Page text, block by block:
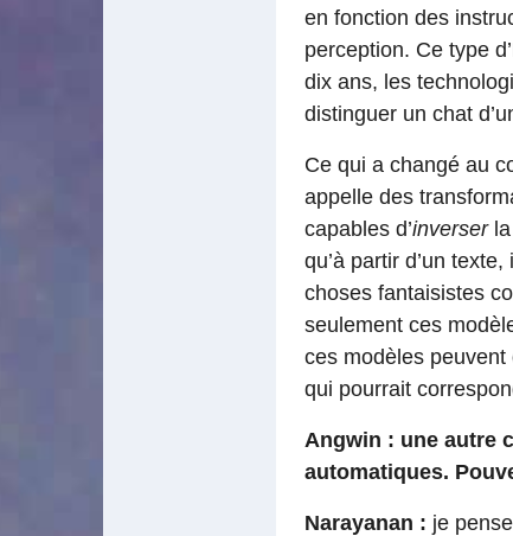
en fonction des
perception. Ce type
dix ans, les
distinguer un chat
Ce qui a changé au
appelle des
capables d’inverserla
qu’à partir d’un
choses fantaisistes
seulement ces
ces modèles peuvent
qui pourrait
Angwin : une autre
automatiques.
Narayanan : je